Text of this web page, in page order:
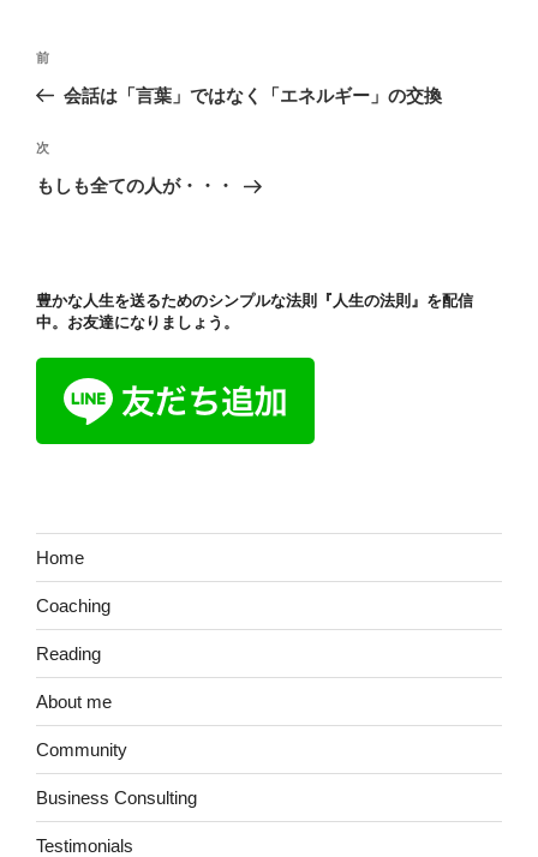
投
ビ
ゲ
ン
過
去
投
稿
前
会話は「言葉」ではなく「エネルギー」の交換
次
の
次
もしも全ての人が・・・
豊かな人生を送るためのシンプルな法則『人生の法則』を配信
中。お友達になりましょう。
Home
Coaching
Reading
About me
Community
Business Consulting
Testimonials